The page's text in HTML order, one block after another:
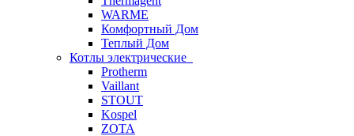
WARME
Комфортный Дом
Теплый Дом
Котлы электрические
Protherm
Vaillant
STOUT
Kospel
ZOTA